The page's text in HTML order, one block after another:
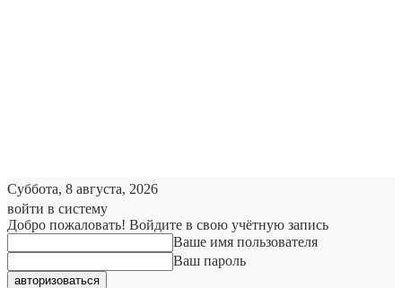
Суббота, 8 августа, 2026
войти в систему
Добро пожаловать! Войдите в свою учётную запись
Ваше имя пользователя
Ваш пароль